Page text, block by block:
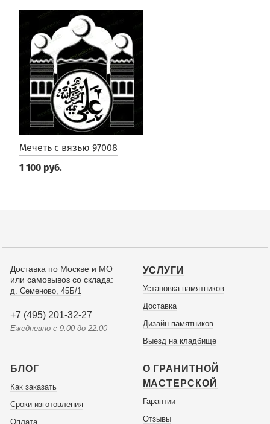
Мечеть с вязью 97008
1 100 руб.
Доставка по Москве и МО
или самовывоз со склада:
д. Семеново, 45Б/1
+7 (495) 201-32-27
Ежедневно с 9:00 до 22:00
УСЛУГИ
Установка памятников
Доставка
Дизайн памятников
Выезд на кладбище
БЛОГ
Как заказать
Сроки изготовления
Оплата
О ГРАНИТНОЙ
МАСТЕРСКОЙ
Гарантии
Отзывы